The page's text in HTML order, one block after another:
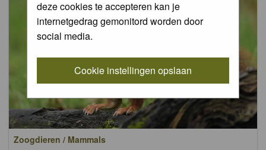
deze cookies te accepteren kan je
internetgedrag gemonitord worden door
social media.
Cookie instellingen opslaan
Zoogdieren / Mammals